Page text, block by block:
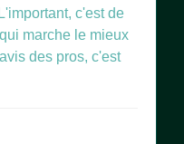
c'est de
marche le mieux
des pros, c'est